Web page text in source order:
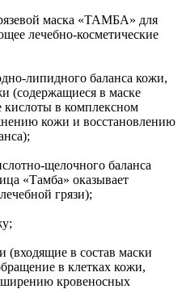
маска «ТАМБА» для
лечебно-косметические
липидного баланса кожи,
(содержащиеся в маске
в комплексном
кожи и восстановлению
щелочного баланса
«Тамба» оказывает
грязи);
(входящие в состав маски
в клетках кожи,
кровеносных